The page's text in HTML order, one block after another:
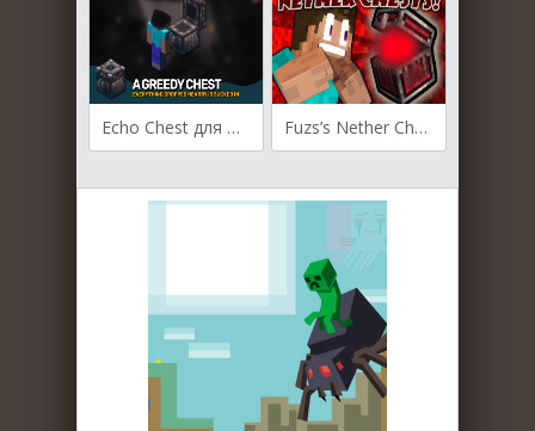
Echo Chest для Майнкрафт [1.19.4, 1.19.3, 1.19.2] Fuzs’s Nether Chest для Майнкрафт 1.19.2